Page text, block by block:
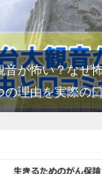
音が怖い？なぜ
の理由を実際の